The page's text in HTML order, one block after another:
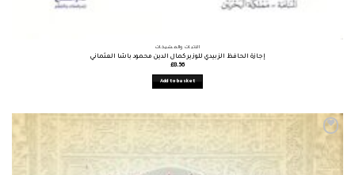
الأثبات والمشيخات
إجازة الحافظ الزبيدي للوزير كمال الدين محمود باشا العثماني
£8.56
Add to basket